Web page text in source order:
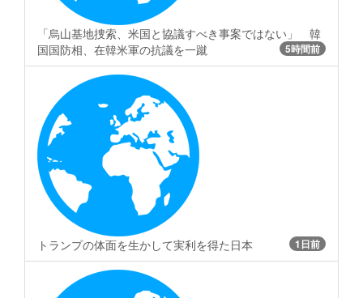
「烏山基地捜索、米国と協議すべき事案ではない」 韓
国国防相、在韓米軍の抗議を一蹴
5時間前
トランプの体面を生かして実利を得た日本 1日前